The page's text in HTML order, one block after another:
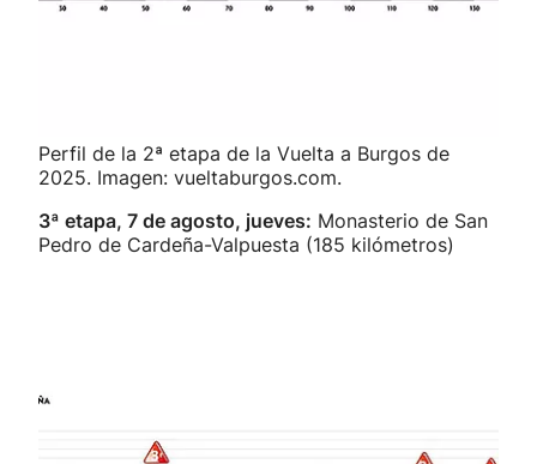
Perfil de la 2ª etapa de la Vuelta a Burgos de
2025. Imagen: vueltaburgos.com.
3ª etapa, 7 de agosto, jueves: Monasterio de San
Pedro de Cardeña-Valpuesta (185 kilómetros)